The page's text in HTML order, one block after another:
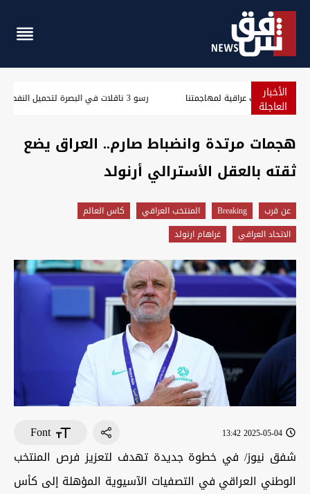
الأخبار
العاجلة مسؤول سعودي: نرصد استعدادات من جماعات عراقية
هجمات مرتدة وانضباط صارم.. العراق يضع
ثقته بالعقل الأسترالي أرنولد
عن قرب Breaking المنتخب العراقي
كاس العالم
الاتحاد العراقي
غراهام ارنولد
2025-05-04 13:42
Font
شفق نيوز/ في خطوة جديدة تهدف لتعزيز فرص المنتخب
الوطني العراقي في التصفيات الآسيوية المؤهلة إلى كأس